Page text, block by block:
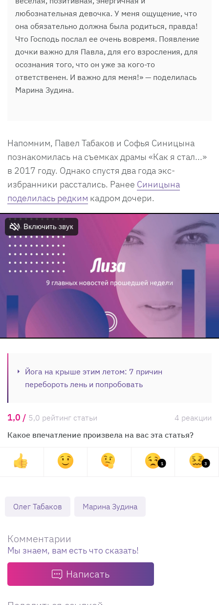
любознательная девочка. У меня ощущение, что
она обязательно должна была родиться, правда!
Что Господь послал ее очень вовремя. Появление
дочки важно для Павла, для его взросления, для
осознания того, что он уже за кого-то
ответственен. И важно для меня!» — поделилась
Марина Зудина.
Напомним, Павел Табаков и Софья Синицына
познакомилась на съемках драмы «Как я стал...»
в 2017 году. Однако спустя два года экс-
избранники расстались. Ранее Синицына
поделилась редким кадром дочери.
Йога на крыше этим летом: 7 причин
перебороть лень и попробовать
1,0 / 5,0 рейтинг статьи
4 реакции
Какое впечатление произвела на вас эта статья?
1 3
Олег Табаков Марина Зудина
Комментарии
Мы знаем, вам есть что сказать!
Написать